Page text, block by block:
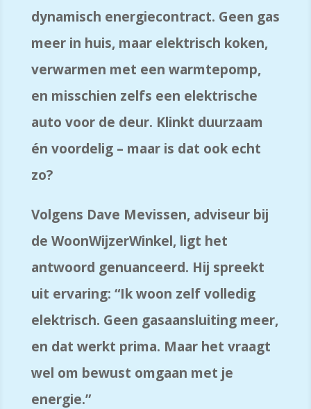
dynamisch energiecontract. Geen gas
meer in huis, maar elektrisch koken,
verwarmen met een warmtepomp,
en misschien zelfs een elektrische
auto voor de deur. Klinkt duurzaam
én voordelig – maar is dat ook echt
zo?
Volgens Dave Mevissen, adviseur bij
de WoonWijzerWinkel, ligt het
antwoord genuanceerd. Hij spreekt
uit ervaring: “Ik woon zelf volledig
elektrisch. Geen gasaansluiting meer,
en dat werkt prima. Maar het vraagt
wel om bewust omgaan met je
energie.”